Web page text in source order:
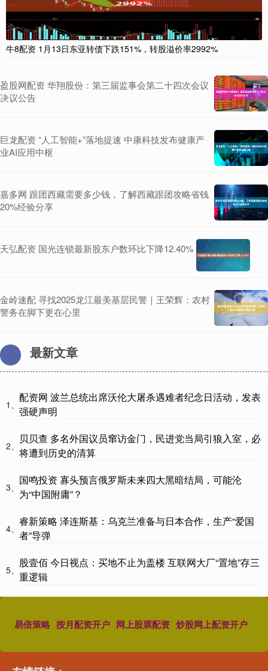
牛8配资 1月13日东亚转债下跌151%，转股溢价率2992%
盈股网配资 华翔股份：第三届监事会第二十四次会议
决议公告
巨龙配资 “人工智能+”落地提速 中康科技发布健康产
业AI应用中枢
嘉多网 跟团西藏需要多少钱，了解西藏跟团攻略省钱
20%经验分享
天弘配资 国光连锁最新股东户数环比下降12.40%
金岭速配 寻找2025龙江最美基层民警｜王荣辉：农村
警务在脚下更在心里
最新文章
1、
配资网 波兰总统出席沃伦大屠杀遇难者纪念日活动，发表
强硬声明
2、
贝贝查 多名外国议员窜访金门，民进党当局引狼入室，必
将遭到历史的清算
3、
国鸣投资 寡头预言俄罗斯未来四大黑暗结局，可能沦
为“中国附庸”？
4、
睿新策略 泽连斯基：乌克兰准备与日本合作，生产“爱国
者”导弹
5、
股壹佰 今日视点：买地不止为盖楼 互联网大厂“置地”存三
重逻辑
易倍策略 按月配资开户 网上股票配资 炒股网上配资开户